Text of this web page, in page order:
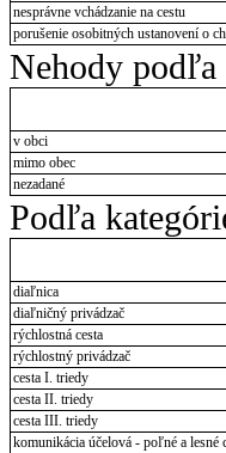
nesprávne vchádzanie na cestu
porušenie osobitných ustanovení o
Nehody podľa
v obci
mimo obec
nezadané
Podľa
diaľnica
diaľničný privádzač
rýchlostná cesta
rýchlostný privádzač
cesta I. triedy
cesta II. triedy
cesta III. triedy
komunikácia účelová - poľné a lesné